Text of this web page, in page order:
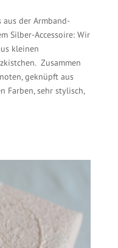
aus der Armband-
Silber-Accessoire: Wir
kleinen
Zusammen
geknüpft aus
Farben, sehr stylisch,